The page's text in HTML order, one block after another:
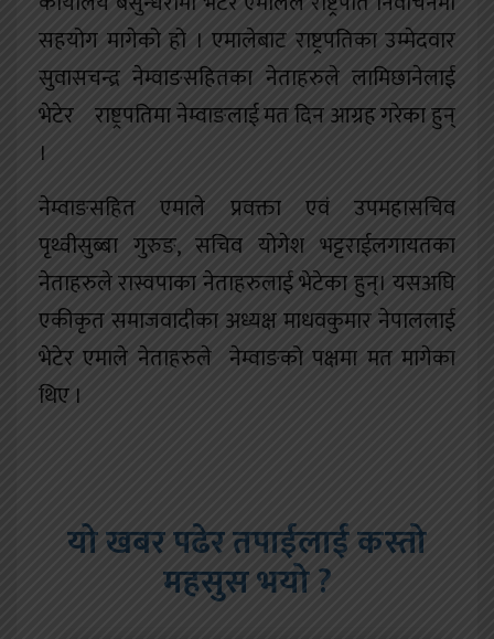
सहयोग मागेको हो । एमालेबाट राष्ट्रपतिका उम्मेदवार
सुवासचन्द्र नेम्वाङसहितका नेताहरुले लामिछानेलाई
भेटेर राष्ट्रपतिमा नेम्वाङलाई मत दिन आग्रह गरेका हुन्
।
नेम्वाङसहित एमाले प्रवक्ता एवं उपमहासचिव
पृथ्वीसुब्बा गुरुङ, सचिव योगेश भट्टराईलगायतका
नेताहरुले रास्वपाका नेताहरुलाई भेटेका हुन्। यसअघि
एकीकृत समाजवादीका अध्यक्ष माधवकुमार नेपाललाई
भेटेर एमाले नेताहरुले नेम्वाङको पक्षमा मत मागेका
थिए ।
यो खबर पढेर तपाईलाई कस्तो
महसुस भयो ?